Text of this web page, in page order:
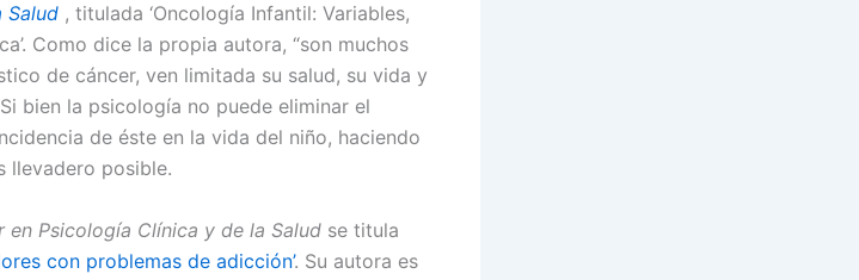
Salud , titulada ‘Oncología Infantil: Variables,
Como dice la propia autora, “son muchos
de cáncer, ven limitada su salud, su vida y
bien la psicología no puede eliminar el
de éste en la vida del niño, haciendo
llevadero posible.
en Psicología Clínica y de la Salud se titula
con problemas de adicción’. Su autora es